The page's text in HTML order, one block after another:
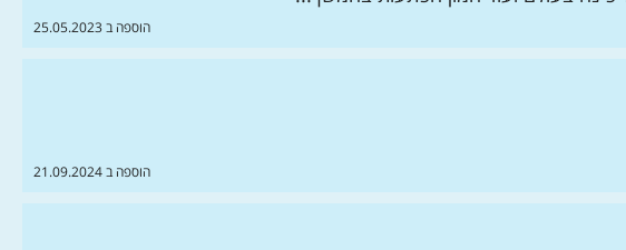
הוספה ב 25.05.2023
הוספה ב 21.09.2024